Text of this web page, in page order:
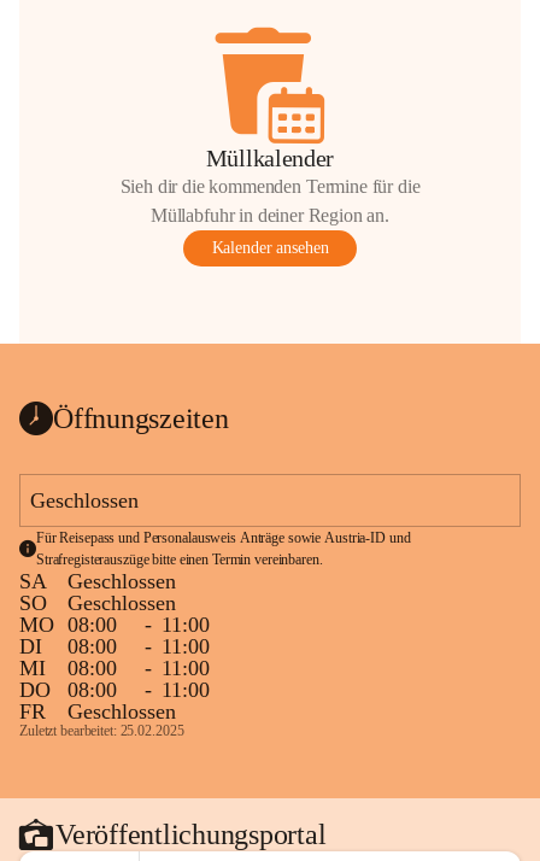
Müllkalender
Sieh dir die kommenden Termine für die
Müllabfuhr in deiner Region an.
Kalender ansehen
Öffnungszeiten
Geschlossen
Für Reisepass und Personalausweis Anträge sowie Austria-ID und
Strafregisterauszüge bitte einen Termin vereinbaren.
SA
Geschlossen
SO
Geschlossen
MO 08:00 - 11:00
DI
08:00 - 11:00
MI
08:00 - 11:00
DO
08:00 - 11:00
FR
Geschlossen
Zuletzt bearbeitet: 25.02.2025
Veröffentlichungsportal